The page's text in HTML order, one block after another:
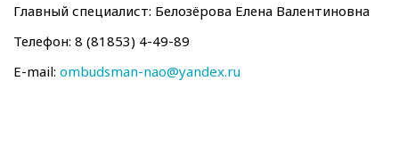
Главный специалист: Белозёрова Елена Валентиновна
Телефон: 8 (81853) 4-49-89
E-mail: ombudsman-nao@yandex.ru